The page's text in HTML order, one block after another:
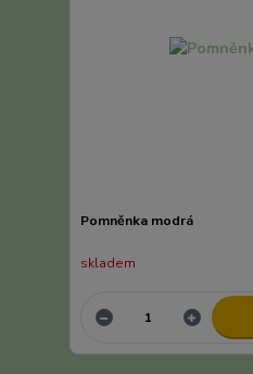
Pomněnka modrá
skladem